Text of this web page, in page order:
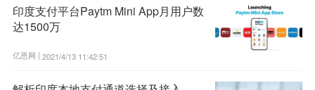
印度支付平台Paytm Mini App月用户数
达1500万
亿恩网 | 2021/4/13 11:42:51